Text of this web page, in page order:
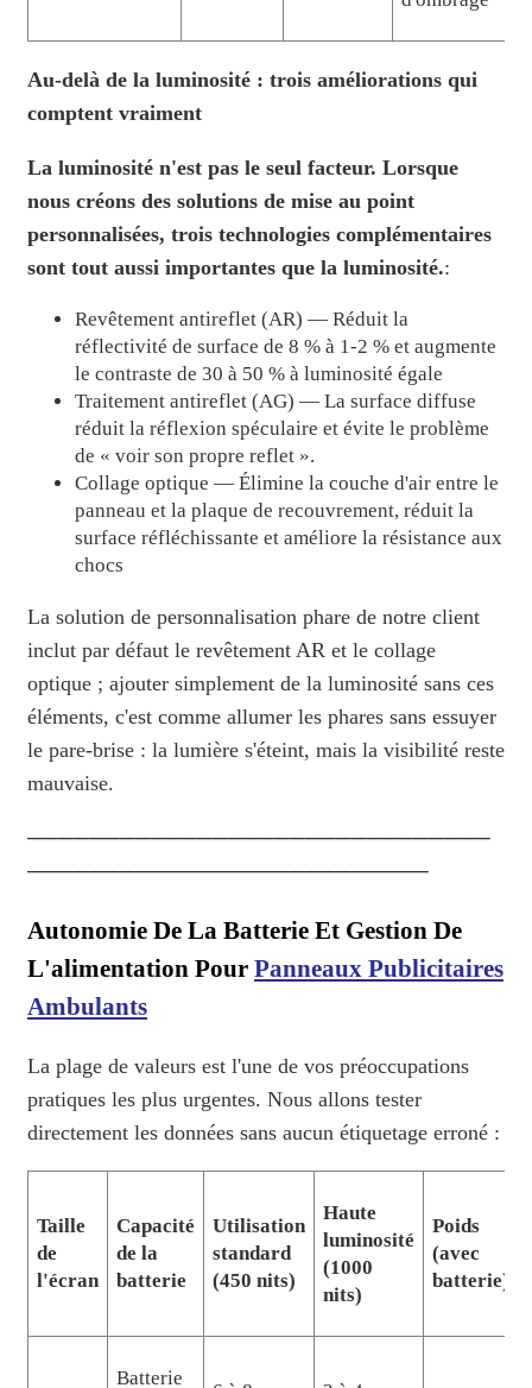
Au-delà de la luminosité : trois améliorations qui
comptent vraiment
La luminosité n'est pas le seul facteur. Lorsque
nous créons des solutions de mise au point
personnalisées, trois technologies complémentaires
sont tout aussi importantes que la luminosité.:
Revêtement antireflet (AR) — Réduit la
réflectivité de surface de 8 % à 1-2 % et augmente
le contraste de 30 à 50 % à luminosité égale
Traitement antireflet (AG) — La surface diffuse
réduit la réflexion spéculaire et évite le problème
de « voir son propre reflet ».
Collage optique — Élimine la couche d'air entre le
panneau et la plaque de recouvrement, réduit la
surface réfléchissante et améliore la résistance aux
chocs
La solution de personnalisation phare de notre client
inclut par défaut le revêtement AR et le collage
optique ; ajouter simplement de la luminosité sans ces
éléments, c'est comme allumer les phares sans essuyer
le pare-brise : la lumière s'éteint, mais la visibilité reste
mauvaise.
──────────────────────────────
──────────────────────────
Autonomie De La Batterie Et Gestion De
L'alimentation Pour Panneaux Publicitaires
Ambulants
La plage de valeurs est l'une de vos préoccupations
pratiques les plus urgentes. Nous allons tester
directement les données sans aucun étiquetage erroné :
Taille
de
l'écran
Capacité
de la
batterie
Utilisation
standard
(450 nits)
Haute
luminosité
(1000
nits)
Poids
(avec
batterie)
Batterie